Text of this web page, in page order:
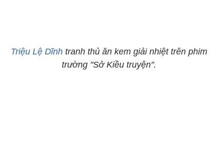
Triệu Lệ Dĩnh tranh thủ ăn kem giải nhiệt trên phim
trường "Sở Kiều truyện".